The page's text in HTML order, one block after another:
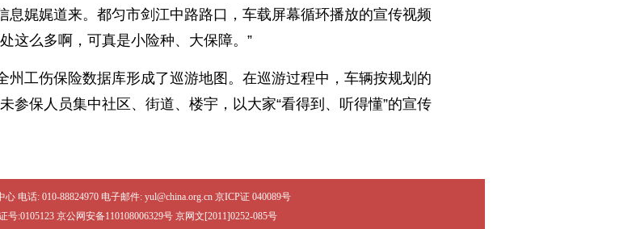
息娓娓道来。都匀市剑江中路路口，车载屏幕循环播放的宣传视频
这么多啊，可真是小险种、大保障。”
州工伤保险数据库形成了巡游地图。在巡游过程中，车辆按规划的
参保人员集中社区、街道、楼宇，以大家“看得到、听得懂”的宣传